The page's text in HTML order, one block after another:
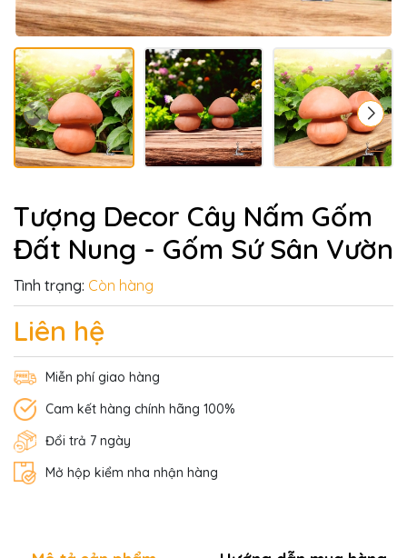
Tượng Decor Cây Nấm Gốm
Đất Nung - Gốm Sứ Sân Vườn
Tình trạng: Còn hàng
Liên hệ
Miễn phí giao hàng
Cam kết hàng chính hãng 100%
Đổi trả 7 ngày
Mở hộp kiểm nha nhận hàng